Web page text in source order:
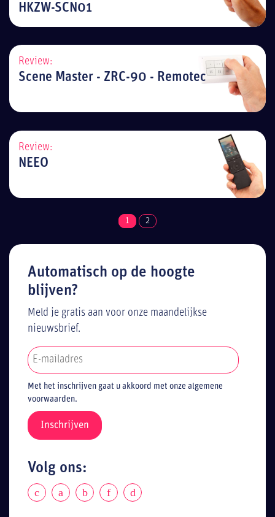
HKZW-SCN01
Review:
Scene Master - ZRC-90 - Remotec
Review:
NEEO
1 2
Automatisch op de hoogte
blijven?
Meld je gratis aan voor onze maandelijkse
nieuwsbrief.
Met het inschrijven gaat u akkoord met onze algemene
voorwaarden.
Volg ons: